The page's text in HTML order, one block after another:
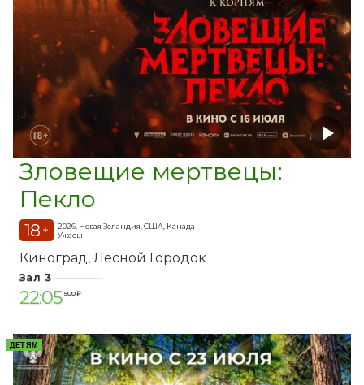
Зловещие мертвецы:
Пекло
18 +
2026, Новая Зеландия, США, Канада
Ужасы
Киноград Лесной Городок
Зал 3
22:05 500 ₽
ДЕТЯМ